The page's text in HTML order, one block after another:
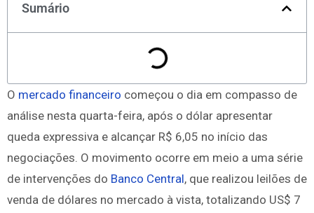
Sumário
O mercado financeiro começou o dia em compasso de
análise nesta quarta-feira, após o dólar apresentar
queda expressiva e alcançar R$ 6,05 no início das
negociações. O movimento ocorre em meio a uma série
de intervenções do Banco Central, que realizou leilões de
venda de dólares no mercado à vista, totalizando US$ 7